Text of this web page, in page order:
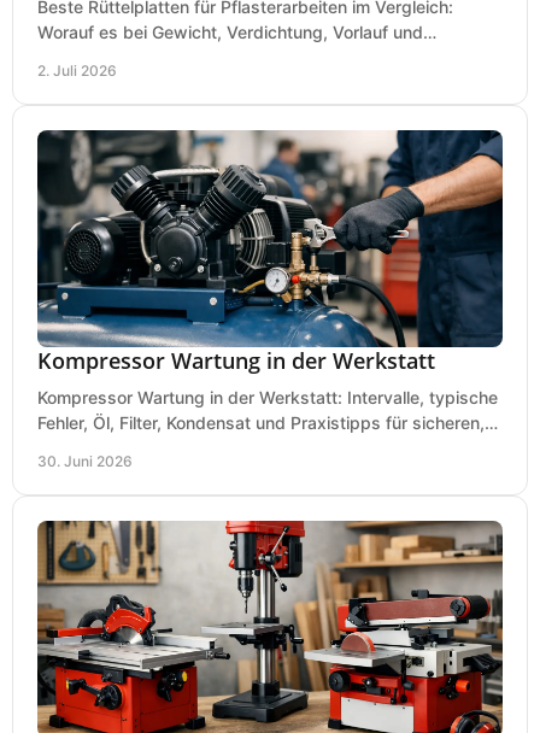
Beste Rüttelplatten für Pflasterarbeiten im Vergleich:
Worauf es bei Gewicht, Verdichtung, Vorlauf und
2. Juli 2026
Kompressor Wartung in der Werkstatt
Kompressor Wartung in der Werkstatt: Intervalle, typische
Fehler, Öl, Filter, Kondensat und Praxistipps für sicheren,
30. Juni 2026